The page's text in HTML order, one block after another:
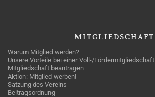
MITGLIEDSCHAFT
Warum Mitglied werden?
Unsere Vorteile bei einer Voll-/Fördermitgliedschaft
Mitgliedschaft beantragen
Aktion: Mitglied werben!
Satzung des Vereins
Beitragsordnung